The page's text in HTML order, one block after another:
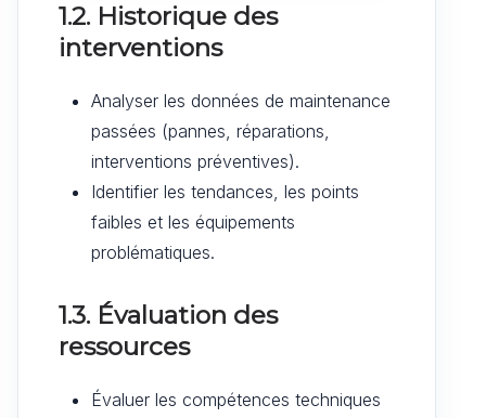
1.2. Historique des
interventions
Analyser les données de maintenance
passées (pannes, réparations,
interventions préventives).
Identifier les tendances, les points
faibles et les équipements
problématiques.
1.3. Évaluation des
ressources
Évaluer les compétences techniques